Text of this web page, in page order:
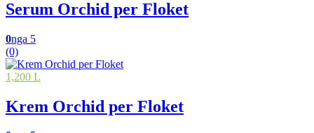
Serum Orchid per Floket
0nga 5
(0)
1,200 L
Krem Orchid per Floket